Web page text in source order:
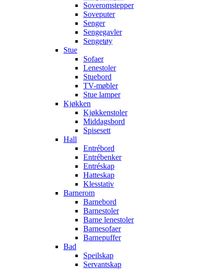
Soveromstepper
Soveputer
Senger
Sengegavler
Sengetøy
Stue
Sofaer
Lenestoler
Stuebord
TV-møbler
Stue lamper
Kjøkken
Kjøkkenstoler
Middagsbord
Spisesett
Hall
Entrébord
Entrébenker
Entréskap
Hatteskap
Klesstativ
Barnerom
Barnebord
Barnestoler
Barne lenestoler
Barnesofaer
Barnepuffer
Bad
Speilskap
Servantskap